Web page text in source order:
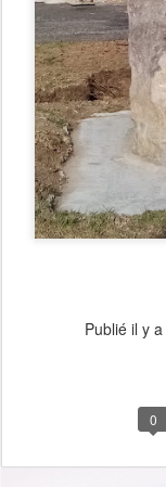
Publié il y a
0